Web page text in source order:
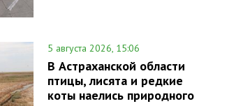
5 августа 2026, 15:06
В Астраханской области
птицы, лисята и редкие
коты наелись природного